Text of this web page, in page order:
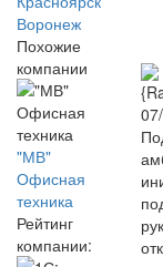
Воронеж
Похожие
компании
"МВ"
Офисная
техника
Рейтинг
компании: